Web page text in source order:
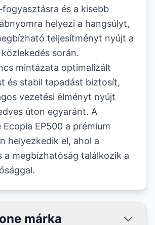
és a kisebb
helyezi a hangsúlyt,
teljesítményt nyújt a
során.
mintázata optimalizált
és stabil tapadást biztosít,
vezetési élményt nyújt
úton egyaránt. A
EP500 a prémium
helyezkedik el, ahol a
a megbízhatóság találkozik a
márka